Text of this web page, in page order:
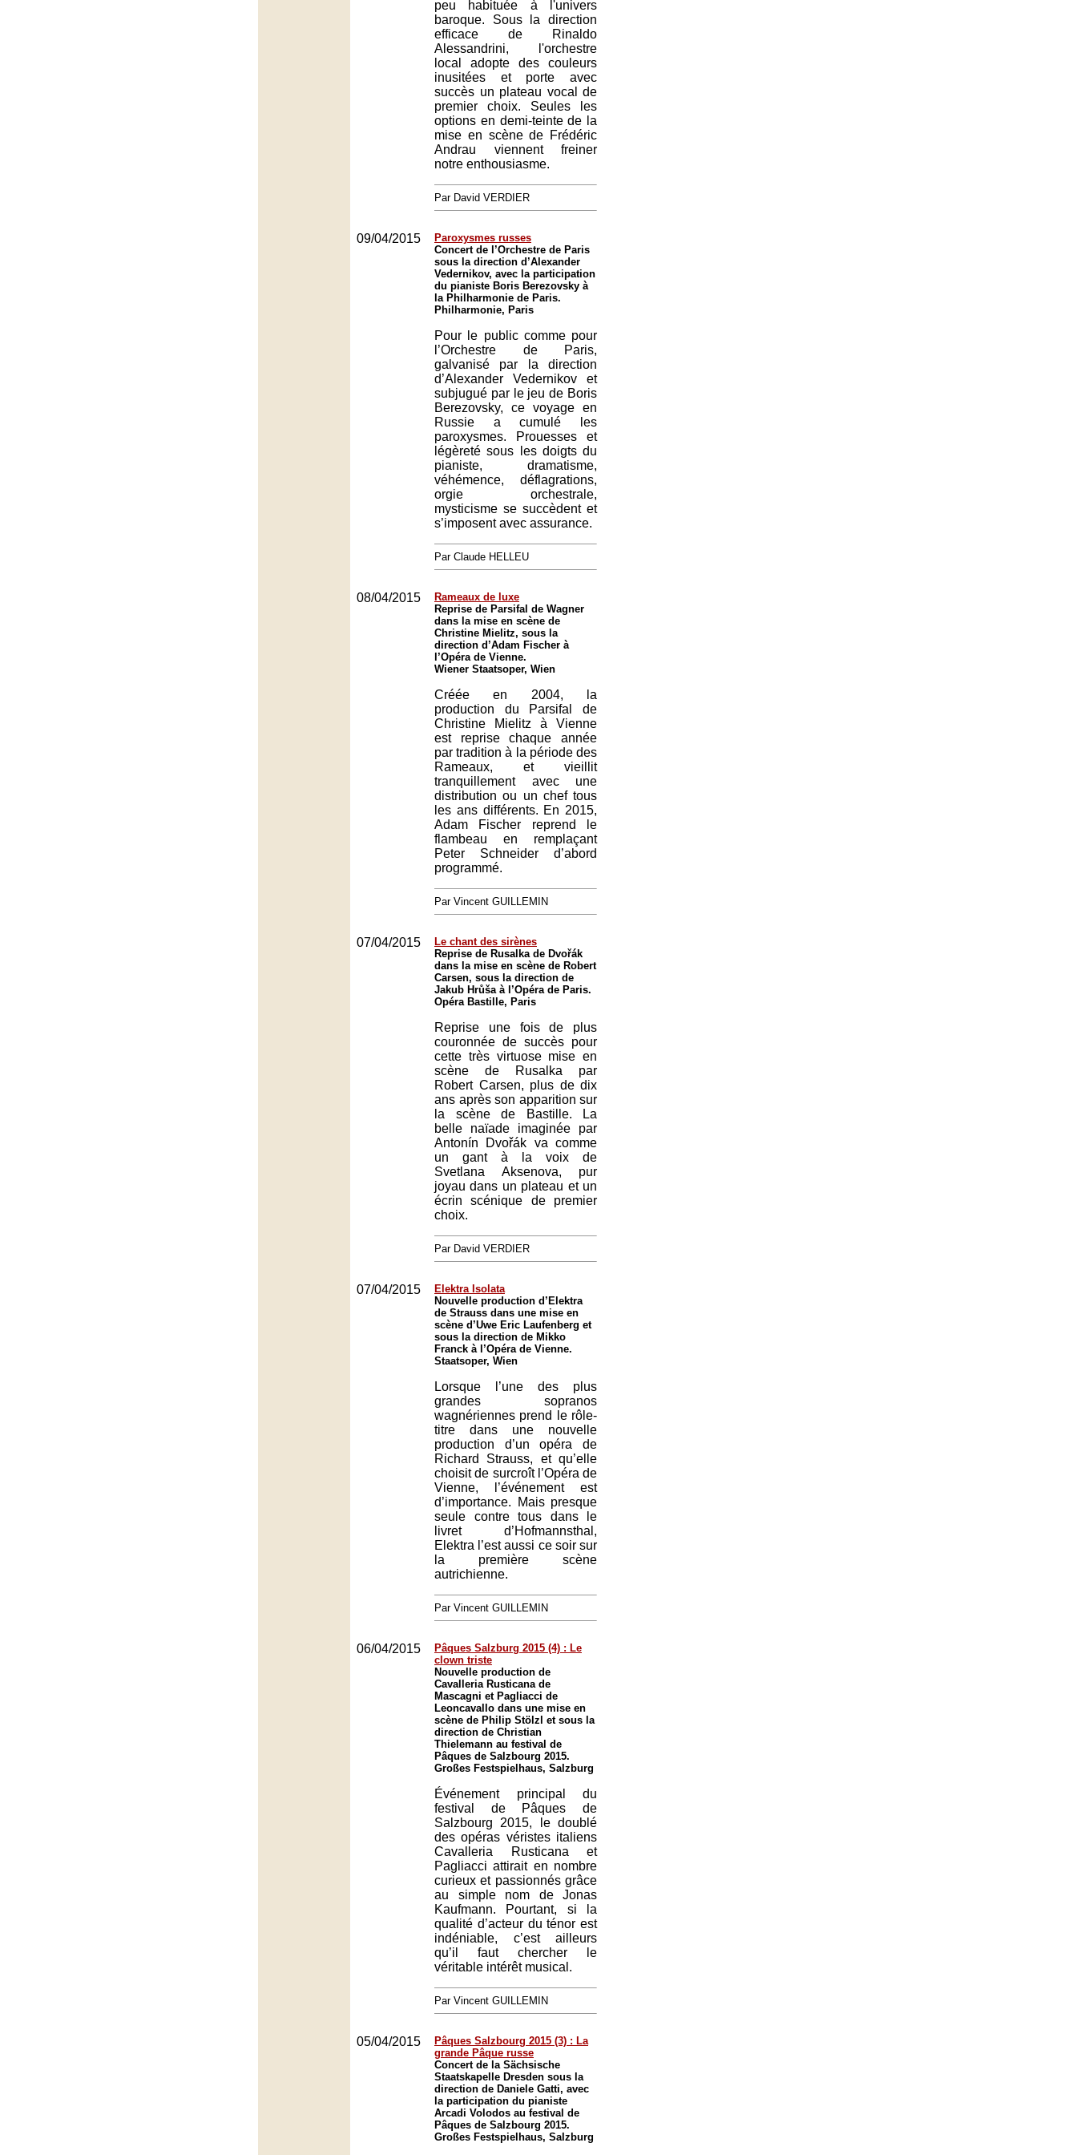
peu habituée à l'univers
baroque. Sous la direction
efficace de Rinaldo
Alessandrini, l'orchestre
local adopte des couleurs
inusitées et porte avec
succès un plateau vocal de
premier choix. Seules les
options en demi-teinte de la
mise en scène de Frédéric
Andrau viennent freiner
notre enthousiasme.
Par David VERDIER
09/04/2015
Paroxysmes russes
Concert de l’Orchestre de Paris
sous la direction d’Alexander
Vedernikov, avec la participation
du pianiste Boris Berezovsky à
la Philharmonie de Paris.
Philharmonie, Paris
Pour le public comme pour
l’Orchestre de Paris,
galvanisé par la direction
d’Alexander Vedernikov et
subjugué par le jeu de Boris
Berezovsky, ce voyage en
Russie a cumulé les
paroxysmes. Prouesses et
légèreté sous les doigts du
pianiste, dramatisme,
véhémence, déflagrations,
orgie orchestrale,
mysticisme se succèdent et
s’imposent avec assurance.
Par Claude HELLEU
08/04/2015
Rameaux de luxe
Reprise de Parsifal de Wagner
dans la mise en scène de
Christine Mielitz, sous la
direction d’Adam Fischer à
l’Opéra de Vienne.
Wiener Staatsoper, Wien
Créée en 2004, la
production du Parsifal de
Christine Mielitz à Vienne
est reprise chaque année
par tradition à la période des
Rameaux, et vieillit
tranquillement avec une
distribution ou un chef tous
les ans différents. En 2015,
Adam Fischer reprend le
flambeau en remplaçant
Peter Schneider d’abord
programmé.
Par Vincent GUILLEMIN
07/04/2015
Le chant des sirènes
Reprise de Rusalka de Dvořák
dans la mise en scène de Robert
Carsen, sous la direction de
Jakub Hrůša à l’Opéra de Paris.
Opéra Bastille, Paris
Reprise une fois de plus
couronnée de succès pour
cette très virtuose mise en
scène de Rusalka par
Robert Carsen, plus de dix
ans après son apparition sur
la scène de Bastille. La
belle naïade imaginée par
Antonín Dvořák va comme
un gant à la voix de
Svetlana Aksenova, pur
joyau dans un plateau et un
écrin scénique de premier
choix.
Par David VERDIER
07/04/2015
Elektra Isolata
Nouvelle production d’Elektra
de Strauss dans une mise en
scène d’Uwe Eric Laufenberg et
sous la direction de Mikko
Franck à l’Opéra de Vienne.
Staatsoper, Wien
Lorsque l’une des plus
grandes sopranos
wagnériennes prend le rôle-
titre dans une nouvelle
production d’un opéra de
Richard Strauss, et qu’elle
choisit de surcroît l’Opéra de
Vienne, l’événement est
d’importance. Mais presque
seule contre tous dans le
livret d’Hofmannsthal,
Elektra l’est aussi ce soir sur
la première scène
autrichienne.
Par Vincent GUILLEMIN
06/04/2015
Pâques Salzburg 2015 (4) : Le
clown triste
Nouvelle production de
Cavalleria Rusticana de
Mascagni et Pagliacci de
Leoncavallo dans une mise en
scène de Philip Stölzl et sous la
direction de Christian
Thielemann au festival de
Pâques de Salzbourg 2015.
Großes Festspielhaus, Salzburg
Événement principal du
festival de Pâques de
Salzbourg 2015, le doublé
des opéras véristes italiens
Cavalleria Rusticana et
Pagliacci attirait en nombre
curieux et passionnés grâce
au simple nom de Jonas
Kaufmann. Pourtant, si la
qualité d’acteur du ténor est
indéniable, c’est ailleurs
qu’il faut chercher le
véritable intérêt musical.
Par Vincent GUILLEMIN
05/04/2015
Pâques Salzbourg 2015 (3) : La
grande Pâque russe
Concert de la Sächsische
Staatskapelle Dresden sous la
direction de Daniele Gatti, avec
la participation du pianiste
Arcadi Volodos au festival de
Pâques de Salzbourg 2015.
Großes Festspielhaus, Salzburg